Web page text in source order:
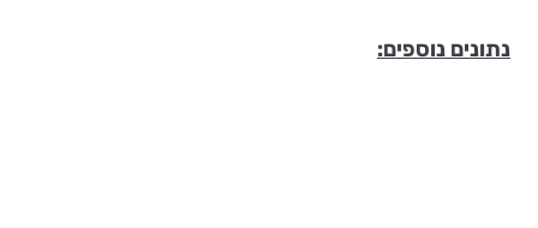
נתונים נוספים: